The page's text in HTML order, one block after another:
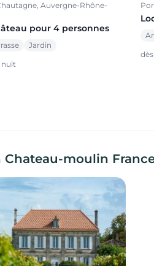
Auvergne-Rhône-
pour 4 personnes
Jardin
nuit
dès
Chateau-moulin